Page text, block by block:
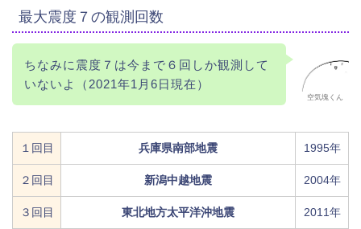
最大震度７の観測回数
空気塊くん
ちなみに震度７は今まで６回しか観測して
いないよ（2021年1月6日現在）
１回目 兵庫県南部地震 1995年
２回目 新潟中越地震 2004年
３回目 東北地方太平洋沖地震 2011年